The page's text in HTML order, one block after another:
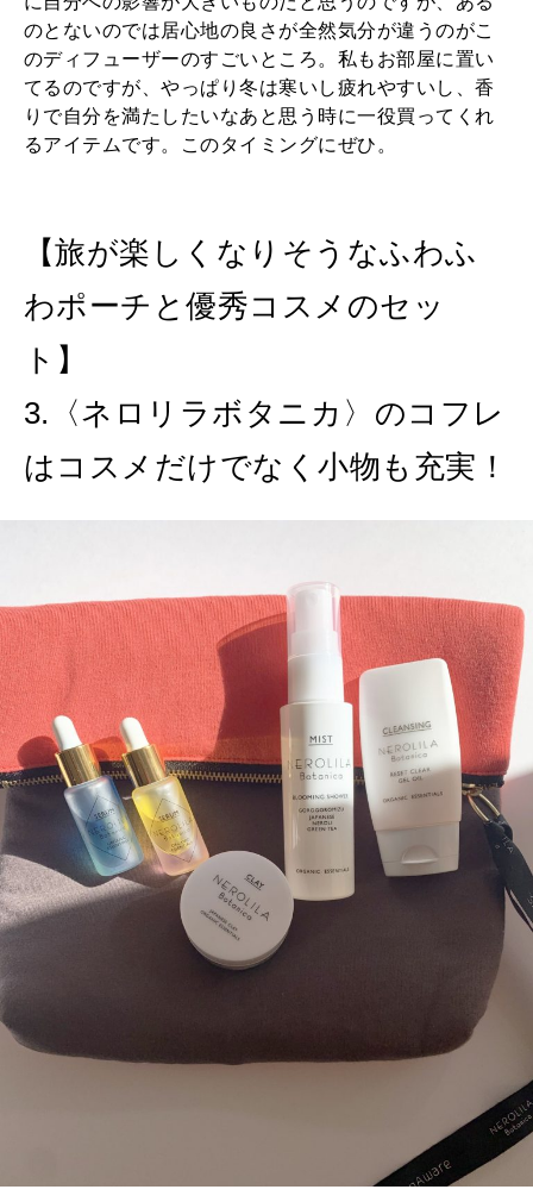
のとないのでは居心地の良さが全然気分が違うのがこ
のディフューザーのすごいところ。私もお部屋に置い
てるのですが、やっぱり冬は寒いし疲れやすいし、香
りで自分を満たしたいなあと思う時に一役買ってくれ
るアイテムです。このタイミングにぜひ。
【旅が楽しくなりそうなふわふ
わポーチと優秀コスメのセッ
ト】
3.〈ネロリラボタニカ〉のコフレ
はコスメだけでなく小物も充実！